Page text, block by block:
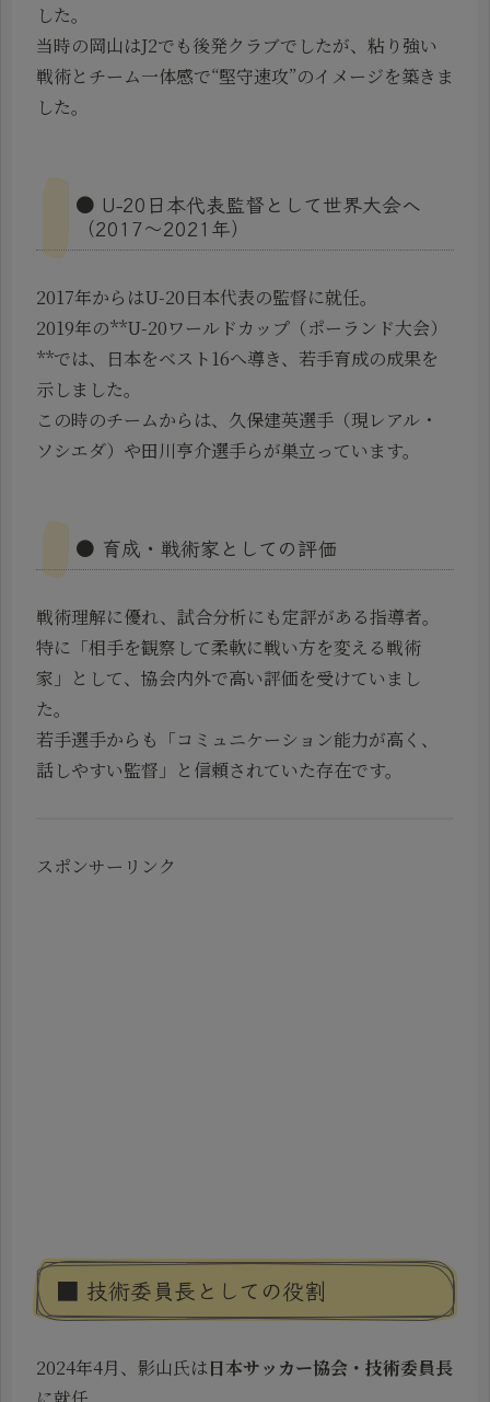
した。
当時の岡山はJ2でも後発クラブでしたが、粘り強い
戦術とチーム一体感で“堅守速攻”のイメージを築きま
した。
● U-20日本代表監督として世界大会へ
（2017〜2021年）
2017年からはU-20日本代表の監督に就任。
2019年の**U-20ワールドカップ（ポーランド大会）
**では、日本をベスト16へ導き、若手育成の成果を
示しました。
この時のチームからは、久保建英選手（現レアル・
ソシエダ）や田川亨介選手らが巣立っています。
● 育成・戦術家としての評価
戦術理解に優れ、試合分析にも定評がある指導者。
特に「相手を観察して柔軟に戦い方を変える戦術
家」として、協会内外で高い評価を受けていまし
た。
若手選手からも「コミュニケーション能力が高く、
話しやすい監督」と信頼されていた存在です。
スポンサーリンク
■ 技術委員長としての役割
2024年4月、影山氏は日本サッカー協会・技術委員長